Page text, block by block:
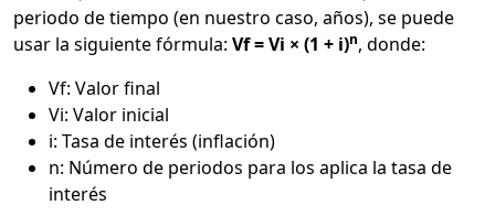
periodo de tiempo (en nuestro caso, años), se puede
usar la siguiente fórmula: Vf = Vi × (1 + i)n, donde:
Vf: Valor final
Vi: Valor inicial
i: Tasa de interés (inflación)
n: Número de periodos para los aplica la tasa de
interés